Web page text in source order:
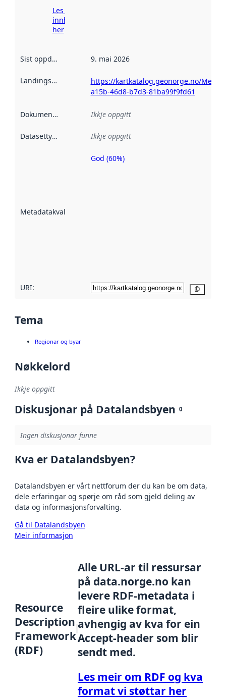
Les meir om
innhenting
her
Sist oppdatert 9. mai 2026
Landingsside
https://kartkatalog.geonorge.no/
a15b-46d8-b7d3-81ba99f9fd61
Dokumentasjon Ikkje oppgitt
Datasettype Ikkje oppgitt
Metadatakvalitet
Metadatakvalitet
God (60%)
URI:
Tema
Regionar og byar
Nøkkelord
Ikkje oppgitt
Diskusjonar på Datalandsbyen 0
Ingen diskusjonar funne
Kva er Datalandsbyen?
Datalandsbyen er vårt nettforum der du kan be om data,
dele erfaringar og spørje om råd som gjeld deling av
data og informasjonsforvalting.
Gå til Datalandsbyen
Meir informasjon
Resource
Description
Framework
(RDF)
Alle URL-ar til ressursar
på data.norge.no kan
levere RDF-metadata i
fleire ulike format,
avhengig av kva for ein
Accept-header som blir
sendt med.
Les meir om RDF og kva
format vi støttar her